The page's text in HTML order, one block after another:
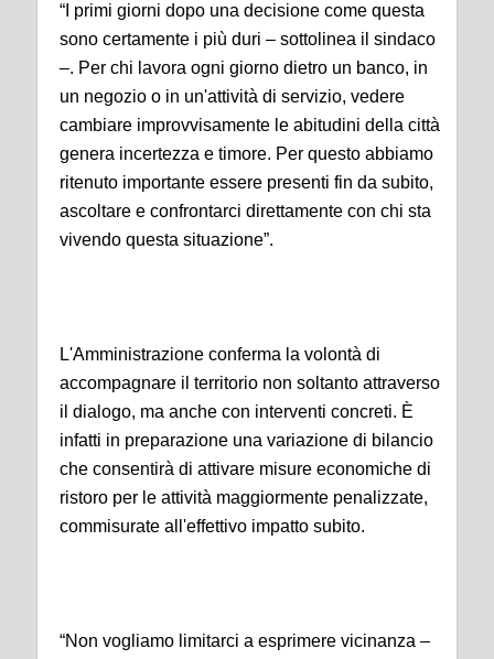
“I primi giorni dopo una decisione come questa
sono certamente i più duri – sottolinea il sindaco
–. Per chi lavora ogni giorno dietro un banco, in
un negozio o in un'attività di servizio, vedere
cambiare improvvisamente le abitudini della città
genera incertezza e timore. Per questo abbiamo
ritenuto importante essere presenti fin da subito,
ascoltare e confrontarci direttamente con chi sta
vivendo questa situazione”.
L'Amministrazione conferma la volontà di
accompagnare il territorio non soltanto attraverso
il dialogo, ma anche con interventi concreti. È
infatti in preparazione una variazione di bilancio
che consentirà di attivare misure economiche di
ristoro per le attività maggiormente penalizzate,
commisurate all'effettivo impatto subito.
“Non vogliamo limitarci a esprimere vicinanza –